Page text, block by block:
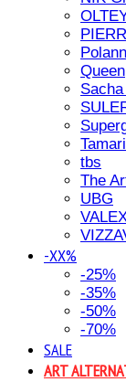
Polann
Queen
tbs
The
UBG
-XX%
-25%
-35%
-50%
-70%
SALE
ART